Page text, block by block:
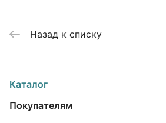
Назад к списку
Каталог
Покупателям